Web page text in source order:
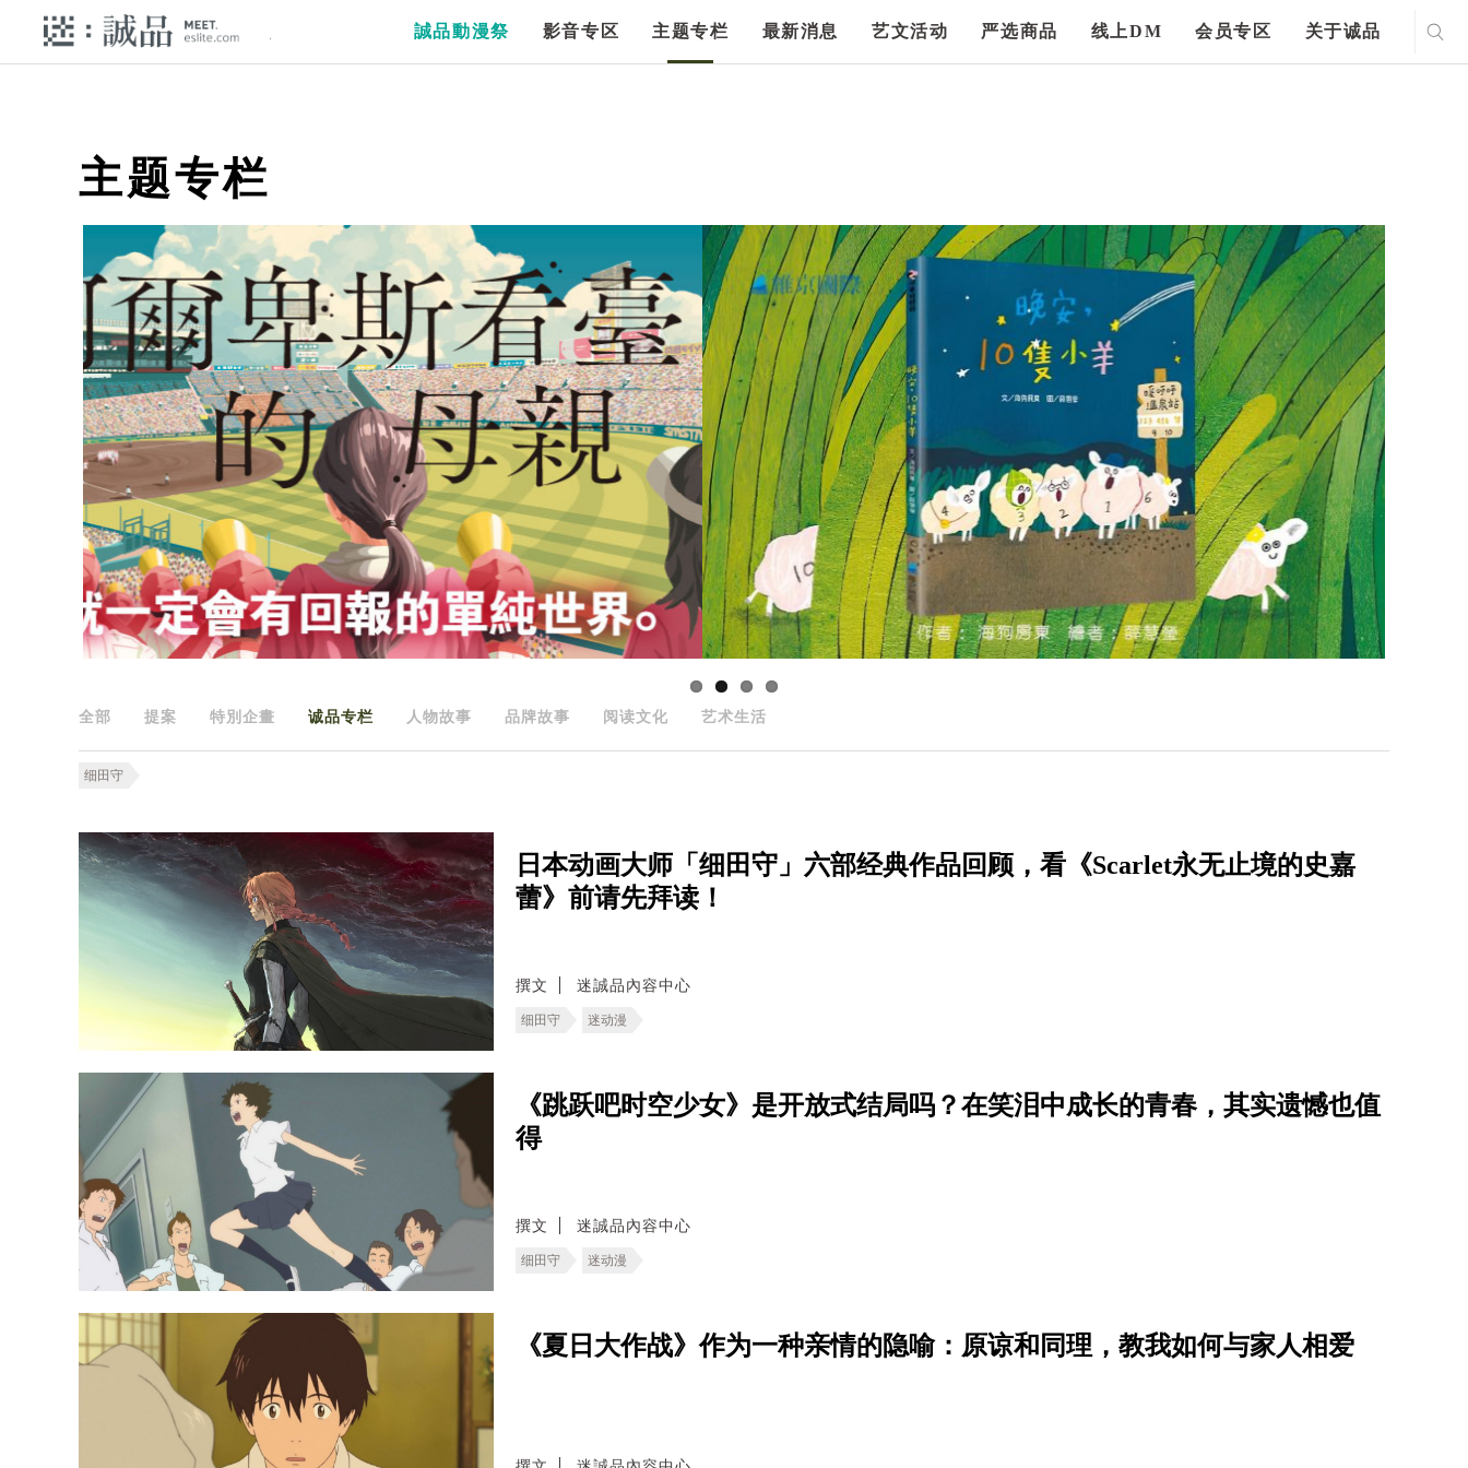
誠品動漫祭 影音专区 主题专栏 最新消息 艺文活动 严选商品 线上DM 会员专区 关于诚品
主题专栏
全部 提案 特別企畫 诚品专栏 人物故事 品牌故事 阅读文化 艺术生活
细田守
日本动画大师「细田守」六部经典作品回顾，看《Scarlet永无止境的史嘉
蕾》前请先拜读！
撰文 迷誠品內容中心
细田守 迷动漫
《跳跃吧时空少女》是开放式结局吗？在笑泪中成长的青春，其实遗憾也值
得
撰文 迷誠品內容中心
细田守 迷动漫
《夏日大作战》作为一种亲情的隐喻：原谅和同理，教我如何与家人相爱